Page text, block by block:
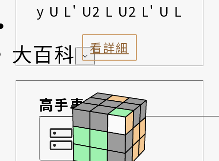
大百科
高手專區
y U L' U2 L U2 L' U L
看詳細